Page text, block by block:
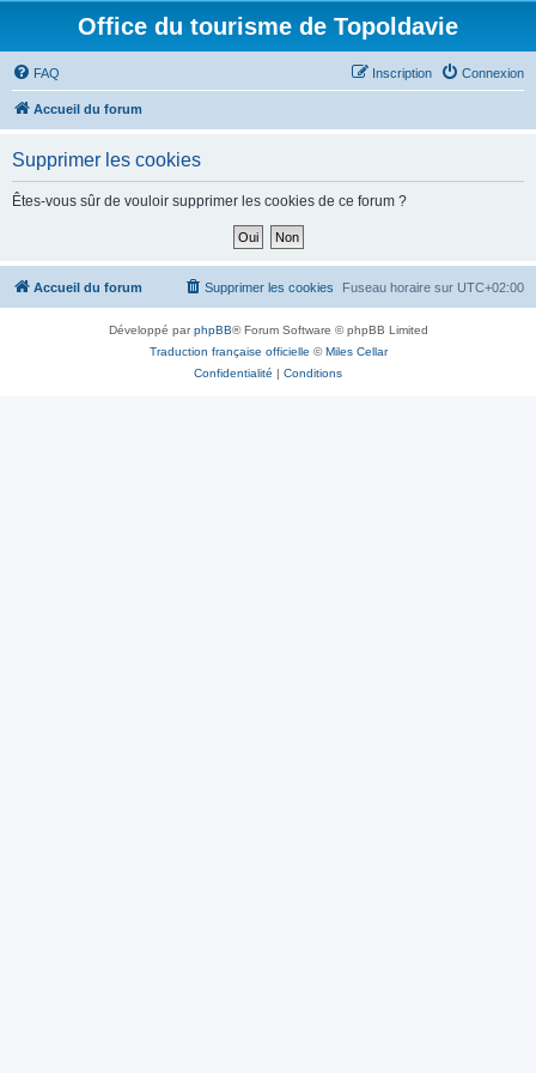
Office du tourisme de Topoldavie
FAQ Connexion
Inscription
Accueil du forum
Supprimer les cookies
Êtes-vous sûr de vouloir supprimer les cookies de ce forum ?
Accueil du forum Fuseau horaire sur UTC+02:00
Supprimer les cookies
Développé parphpBB® Forum Software © phpBB Limited
Traduction française officielle ©Miles Cellar
Confidentialité | Conditions